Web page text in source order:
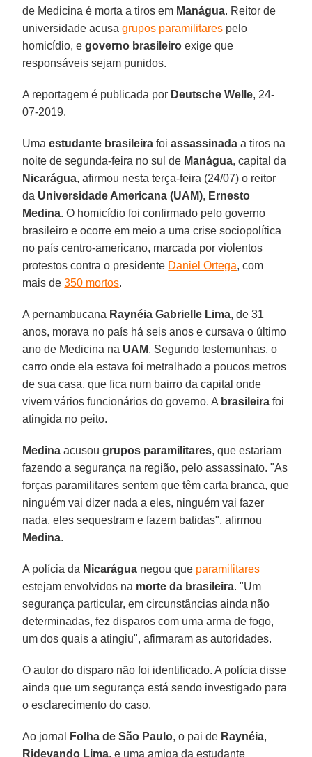
de Medicina é morta a tiros em Manágua. Reitor de
universidade acusagrupos paramilitares pelo
homicídio, egoverno brasileiro exige que
responsáveis sejam punidos.
A reportagem é publicada por Deutsche Welle, 24-
07-2019.
Umaestudante brasileira foiassassinada a tiros na
noite de segunda-feira no sul de Manágua, capital da
Nicarágua, afirmou nesta terça-feira (24/07) o reitor
da Universidade Americana (UAM), Ernesto
Medina. O homicídio foi confirmado pelo governo
brasileiro e ocorre em meio a uma crise sociopolítica
no país centro-americano, marcada por violentos
protestos contra o presidente Daniel Ortega, com
mais de350 mortos.
A pernambucana Raynéia Gabrielle Lima, de 31
anos, morava no país há seis anos e cursava o último
ano de Medicina na UAM. Segundo testemunhas, o
carro onde ela estava foi metralhado a poucos metros
de sua casa, que fica num bairro da capital onde
vivem vários funcionários do governo. A brasileira foi
atingida no peito.
Medina acusougrupos paramilitares, que estariam
fazendo a segurança na região, pelo assassinato. "As
forças paramilitares sentem que têm carta branca, que
ninguém vai dizer nada a eles, ninguém vai fazer
nada, eles sequestram e fazem batidas", afirmou
Medina.
A polícia da Nicarágua negou que paramilitares
estejam envolvidos na morte da brasileira. "Um
segurança particular, em circunstâncias ainda não
determinadas, fez disparos com uma arma de fogo,
um dos quais a atingiu", afirmaram as autoridades.
O autor do disparo não foi identificado. A polícia disse
ainda que um segurança está sendo investigado para
o esclarecimento do caso.
Ao jornal Folha de São Paulo, o pai de Raynéia,
Ridevando Lima, e uma amiga da estudante